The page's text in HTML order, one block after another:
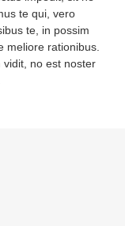
te qui, vero
te, in possim
meliore rationibus.
vidit, no est noster